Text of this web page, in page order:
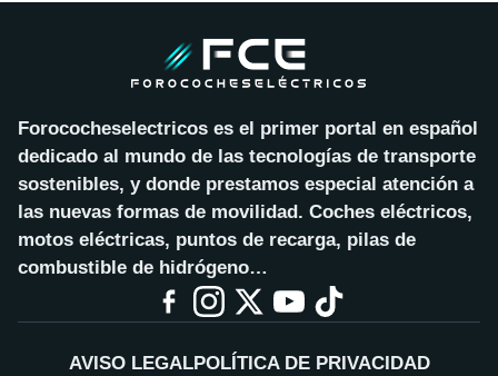
Forococheselectricos es el primer portal en español
dedicado al mundo de las tecnologías de transporte
sostenibles, y donde prestamos especial atención a
las nuevas formas de movilidad. Coches eléctricos,
motos eléctricas, puntos de recarga, pilas de
combustible de hidrógeno…
AVISO LEGALPOLÍTICA DE PRIVACIDAD